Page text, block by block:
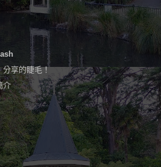
分享的睫毛！
介